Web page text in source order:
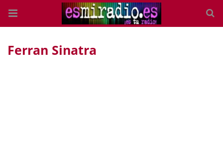
Ferran Sinatra